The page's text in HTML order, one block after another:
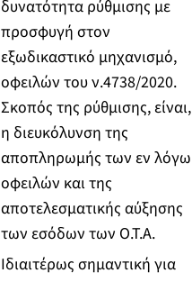
δυνατότητα ρύθμισης με
προσφυγή στον
εξωδικαστικό μηχανισμό,
οφειλών του ν.4738/2020.
Σκοπός της ρύθμισης, είναι,
η διευκόλυνση της
αποπληρωμής των εν λόγω
οφειλών και της
αποτελεσματικής αύξησης
των εσόδων των Ο.Τ.Α.
Ιδιαιτέρως σημαντική για